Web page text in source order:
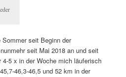
seit Beginn der
seit Mai 2018 an und seit
5 x in der Woche mich läuferisch
46,3-46,5 und 52 km in der